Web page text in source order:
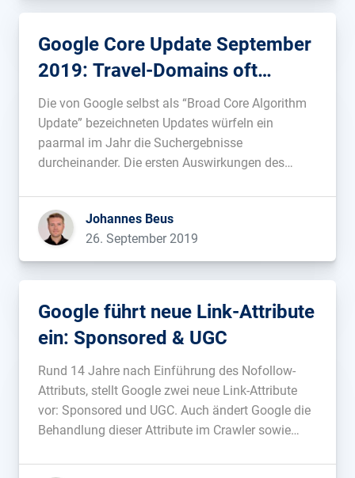
Google Core Update September
2019: Travel-Domains oft
betroffen
Die von Google selbst als “Broad Core Algorithm
Update” bezeichneten Updates würfeln ein
paarmal im Jahr die Suchergebnisse
durcheinander. Die ersten Auswirkungen des
Johannes Beus
26. September 2019
Google führt neue Link-Attribute
ein: Sponsored & UGC
Rund 14 Jahre nach Einführung des Nofollow-
Attributs, stellt Google zwei neue Link-Attribute
vor: Sponsored und UGC. Auch ändert Google die
Behandlung dieser Attribute im Crawler sowie